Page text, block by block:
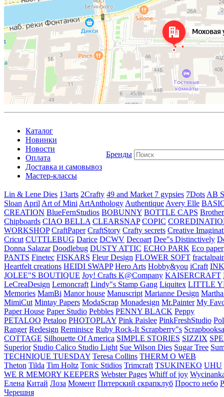
Каталог
Новинки
Новости
Оплата
Доставка и самовывоз
Мастер-классы
Бренды
Lin & Lene Dies 13arts 2Crafty 49 and Market 7 gypsies 7Dots AB
Sloan April Art of Mini ArtAnthology Authentique Avery Elle
CREATION BlueFernStudios BOBUNNY BOTTLE CAPS Brother
Chipboards CIAO BELLA CLEARSNAP COPIC
WORKSHOP CraftPaper CraftStory Crafty secrets Creative
Cricut CUTTLEBUG Darice DCWV Decoart Dee"s Distinctively
Donna Salazar Doodlebug DUSTY ATTIC ECHO PARK Eco paper
PANTS Finetec FISKARS Fleur Design FLOWER SOFT
Heartfelt creations HEIDI SWAPP Hero Arts Hobby&you iCraft
JOLEE"S BOUTIQUE Joy! Crafts K@Company KAISERCRAFT
LeCreaDesign Lemoncraft Lindy"s Stamp Gang Liquitex LITTLE
Memories MamBi Manor house Manuscript Marianne Design
MimiCut Mintay Papers ModaScrap Monadesign Mr.Painter My
Paper House Paper Studio Pebbles PENNY BLACK Peppy
PETALOO Petaloo PHOTOPLAY Pink Paislee PinkFreshStudio
Ranger Redesign Reminisce Ruby Rock-It Scrapberry"s
COTTAGE Silhouette Of America SIMPLE STORIES SIZZIX
Superior Studio Calico Studio Light Sue Wilson Dies Sugar Tree
TECHNIQUE TUESDAY Teresa Collins THERM O WEB
Theton Tilda Tim Holtz Tonic Stidios Trimcraft TSUKINEKO UHU
WE R MEMORY KEEPERS Webster Pages Whiff of joy
Елена Китай Лоза Момент Питерский скрапклуб Просто небо
Черешня